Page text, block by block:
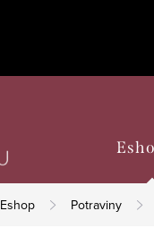
Eshop Potraviny